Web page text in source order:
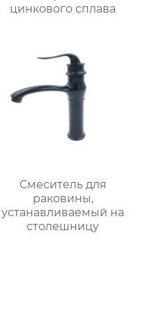
цинкового сплава
Смеситель для
раковины,
устанавливаемый на
столешницу